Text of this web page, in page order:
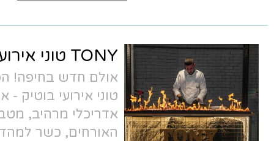
TONY טוני אירועים
אולם חדש בחיפה! הכירו את TONY,
טוני אירועי בוטיק - אולם קטן בעיצוב
אדריכלי מרהיב, מטבח שף פתוח לעיני
האורחים, כשר למהדרין. הדבר הבא